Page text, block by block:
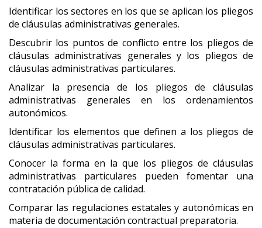
Identificar los sectores en los que se aplican los pliegos
de cláusulas administrativas generales.
Descubrir los puntos de conflicto entre los pliegos de
cláusulas administrativas generales y los pliegos de
cláusulas administrativas particulares.
Analizar la presencia de los pliegos de cláusulas
administrativas generales en los ordenamientos
autonómicos.
Identificar los elementos que definen a los pliegos de
cláusulas administrativas particulares.
Conocer la forma en la que los pliegos de cláusulas
administrativas particulares pueden fomentar una
contratación pública de calidad.
Comparar las regulaciones estatales y autonómicas en
materia de documentación contractual preparatoria.